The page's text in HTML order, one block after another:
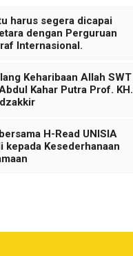
harus segera dicapai
dengan Perguruan
Internasional.
Keharibaan Allah SWT
Kahar Putra Prof. KH.
H-Read UNISIA
kepada Kesederhanaan